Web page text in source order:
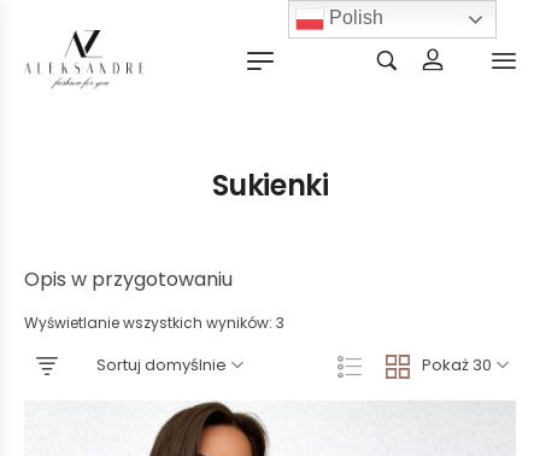
Sukienki
Opis w przygotowaniu
Wyświetlanie wszystkich wyników: 3
Pokaż 30
Sortuj domyślnie
Polish